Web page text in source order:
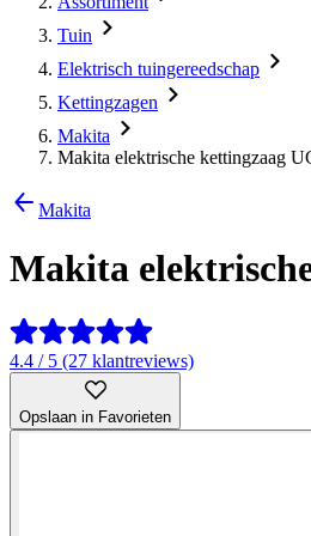
Tuin
Elektrisch tuingereedschap
Kettingzagen
Makita
Makita elektrische kettingzaag
Makita
Makita
4.4 / 5 (27 klantreviews)
Opslaan in Favorieten